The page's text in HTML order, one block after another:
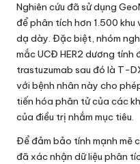
Nghiên cứu đã sử dụng
để phân tích hơn 1.500 khu
dạ dày. Đặc biệt, nhóm
mắc UCĐ HER2 dương
trastuzumab sau đó là T-
với bệnh nhân này cho
tiến hóa phân tử của các
của điều trị nhắm mục tiêu.
Để đảm bảo tính mạnh mẽ
đã xác nhận dữ liệu phân